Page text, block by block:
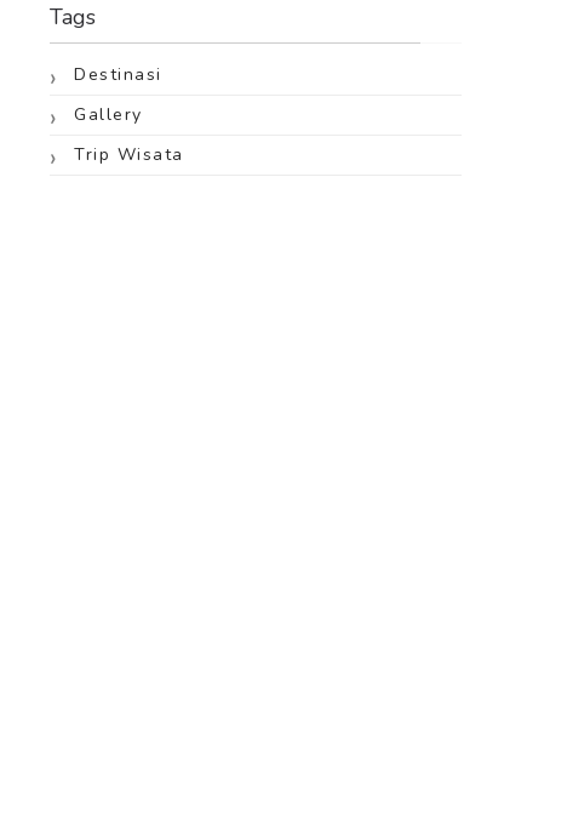
Tags
Destinasi
Gallery
Trip Wisata